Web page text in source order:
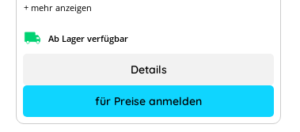
+ mehr anzeigen
Ab Lager verfügbar
für Preise anmelden
Details